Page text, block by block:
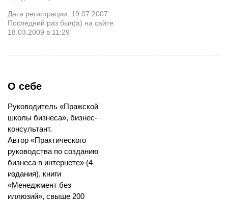
Дата регистрации: 19.07.2007
Последний раз был(а) на сайте:
18.03.2009 в 11:29
О себе
Руководитель «Пражской
школы бизнеса», бизнес-
консультант.
Автор «Практического
руководства по созданию
бизнеса в интернете» (4
издания), книги
«Менеджмент без
иллюзий», свыше 200